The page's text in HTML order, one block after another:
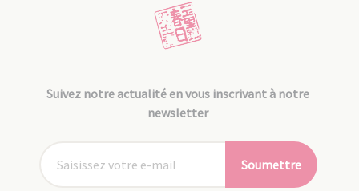
Suivez notre actualité en vous inscrivant à notre
newsletter
Soumettre